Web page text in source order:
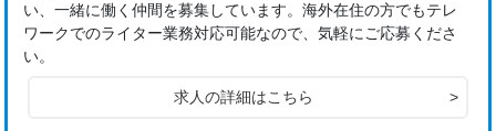
い、一緒に働く仲間を募集しています。海外在住の方でもテレ
ワークでのライター業務対応可能なので、気軽にご応募くださ
い。
求人の詳細はこちら >